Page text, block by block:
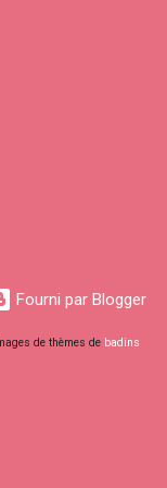
Fourni par Blogger
de thèmes de badins